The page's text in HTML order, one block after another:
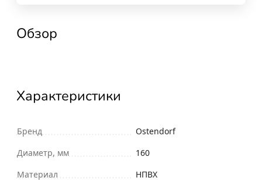
Обзор
Характеристики
Бренд
Ostendorf
Диаметр, мм
160
Материал
НПВХ